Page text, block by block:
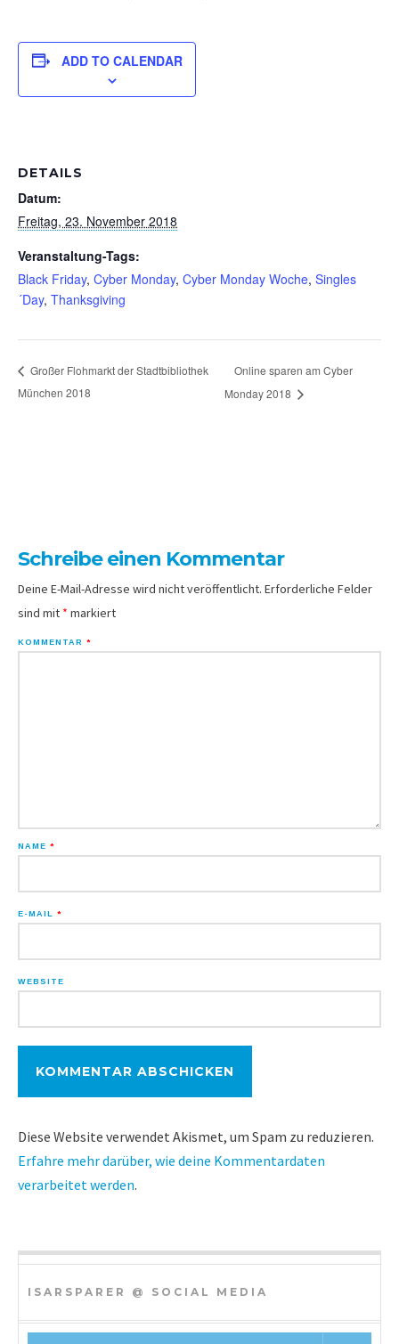
ADD TO CALENDAR
DETAILS
Datum:
Freitag, 23. November 2018
Veranstaltung-Tags:
Black Friday, Cyber Monday, Cyber Monday Woche, Singles
´Day, Thanksgiving
Großer Flohmarkt der Stadtbibliothek
München 2018
Online sparen am Cyber
Monday 2018
Schreibe einen Kommentar
Deine E-Mail-Adresse wird nicht veröffentlicht. Erforderliche Felder
sind mit * markiert
KOMMENTAR *
NAME *
E-MAIL *
WEBSITE
Diese Website verwendet Akismet, um Spam zu reduzieren.
Erfahre mehr darüber, wie deine Kommentardaten
verarbeitet werden.
ISARSPARER @ SOCIAL MEDIA